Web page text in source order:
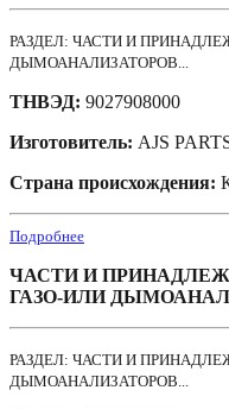
РАЗДЕЛ: ЧАСТИ И
ДЫМОАНАЛИЗАТОРОВ...
ТНВЭД: 9027908000
Изготовитель: AJS
Страна происхождения:
Подробнее
ЧАСТИ И
ГАЗО-ИЛИ
РАЗДЕЛ: ЧАСТИ И
ДЫМОАНАЛИЗАТОРОВ...